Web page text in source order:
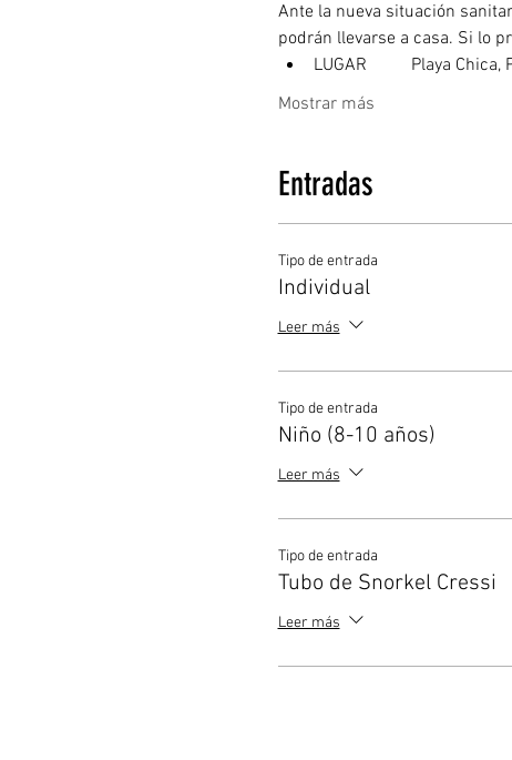
Ante la nueva situación
podrán llevarse a casa. Si lo
LUGAR	  Playa
Mostrar más
Entradas
Tipo de entrada
Individual
Leer más
Tipo de entrada
Niño (8-10 años)
Leer más
Tipo de entrada
Tubo de Snorkel Cressi
Leer más